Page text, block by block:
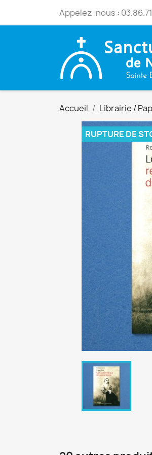
Appelez-nous :
Accueil Librairie /
RUPTURE DE